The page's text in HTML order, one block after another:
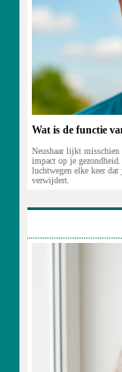
Wat is de functie
Neushaar lijkt misschien
impact op je
luchtwegen elke keer
verwijdert.